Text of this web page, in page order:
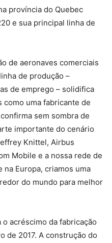
província do Quebec
e sua principal linha de
de aeronaves comerciais
de produção –
de emprego – solidifica
como uma fabricante de
sem sombra de
importante do cenário
Knittel, Airbus
Mobile e a nossa rede de
na Europa, criamos uma
do mundo para melhor
acréscimo da fabricação
de 2017. A construção do